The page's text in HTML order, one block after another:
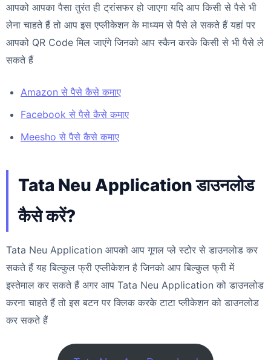
आपको आपका पैसा तुरंत ही ट्रांसफर हो जाएगा यदि आप किसी से पैसे भी
लेना चाहते हैं तो आप इस एप्लीकेशन के माध्यम से पैसे ले सकते हैं यहां पर
आपको QR Code मिल जाएंगे जिनको आप स्कैन करके किसी से भी पैसे ले
सकते हैं
Amazon से पैसे कैसे कमाए
Facebook से पैसे कैसे कमाए
Meesho से पैसे कैसे कमाए
Tata Neu Application डाउनलोड
कैसे करें?
Tata Neu Application आपको आप गूगल प्ले स्टोर से डाउनलोड कर
सकते हैं यह बिल्कुल फ्री एप्लीकेशन है जिनको आप बिल्कुल फ्री में
इस्तेमाल कर सकते हैं अगर आप Tata Neu Application को डाउनलोड
करना चाहते हैं तो इस बटन पर क्लिक करके टाटा प्लीकेशन को डाउनलोड
कर सकते हैं